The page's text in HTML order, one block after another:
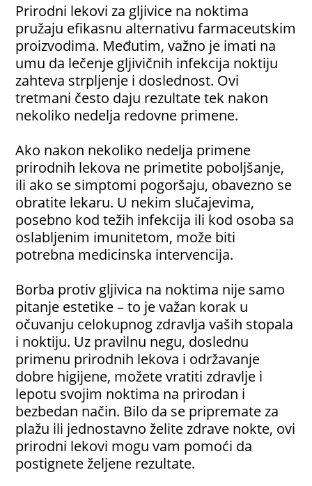
Prirodni lekovi za gljivice na noktima
pružaju efikasnu alternativu farmaceutskim
proizvodima. Međutim, važno je imati na
umu da lečenje gljivičnih infekcija noktiju
zahteva strpljenje i doslednost. Ovi
tretmani često daju rezultate tek nakon
nekoliko nedelja redovne primene.
Ako nakon nekoliko nedelja primene
prirodnih lekova ne primetite poboljšanje,
ili ako se simptomi pogoršaju, obavezno se
obratite lekaru. U nekim slučajevima,
posebno kod težih infekcija ili kod osoba sa
oslabljenim imunitetom, može biti
potrebna medicinska intervencija.
Borba protiv gljivica na noktima nije samo
pitanje estetike – to je važan korak u
očuvanju celokupnog zdravlja vaših stopala
i noktiju. Uz pravilnu negu, doslednu
primenu prirodnih lekova i održavanje
dobre higijene, možete vratiti zdravlje i
lepotu svojim noktima na prirodan i
bezbedan način. Bilo da se pripremate za
plažu ili jednostavno želite zdrave nokte, ovi
prirodni lekovi mogu vam pomoći da
postignete željene rezultate.